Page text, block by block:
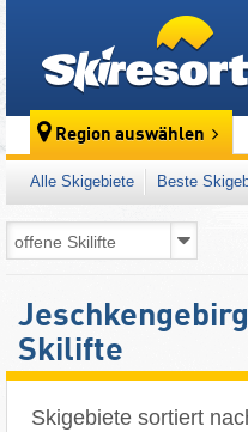
Region auswählen
Alle Skigebiete Beste
Skilifte
Skigebiete sortiert